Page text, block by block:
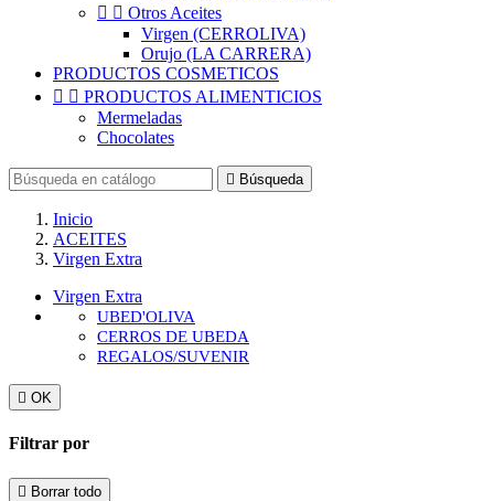
  Otros Aceites
Virgen (CERROLIVA)
Orujo (LA CARRERA)
PRODUCTOS COSMETICOS
  PRODUCTOS ALIMENTICIOS
Mermeladas
Chocolates
 Búsqueda
Inicio
ACEITES
Virgen Extra
Virgen Extra
UBED'OLIVA
CERROS DE UBEDA
REGALOS/SUVENIR
 OK
Filtrar por
 Borrar todo